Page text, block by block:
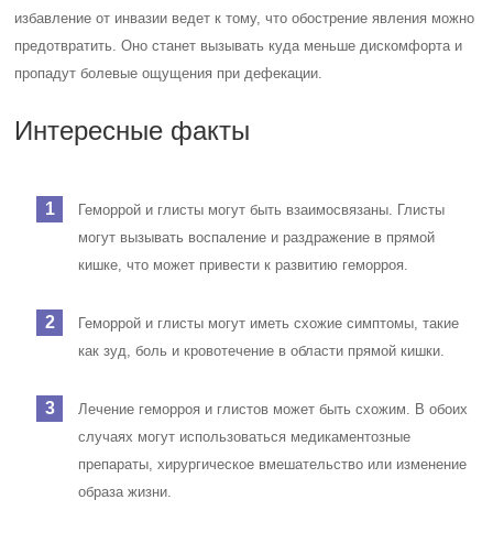
избавление от инвазии ведет к тому, что обострение явления можно
предотвратить. Оно станет вызывать куда меньше дискомфорта и
пропадут болевые ощущения при дефекации.
Интересные факты
Геморрой и глисты могут быть взаимосвязаны. Глисты
могут вызывать воспаление и раздражение в прямой
кишке, что может привести к развитию геморроя.
Геморрой и глисты могут иметь схожие симптомы, такие
как зуд, боль и кровотечение в области прямой кишки.
Лечение геморроя и глистов может быть схожим. В обоих
случаях могут использоваться медикаментозные
препараты, хирургическое вмешательство или изменение
образа жизни.